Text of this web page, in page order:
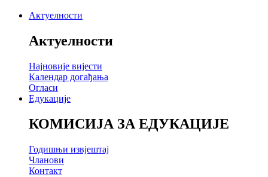
Актуелности
Актуелности
Најновије вијести
Календар догађања
Огласи
Едукације
КОМИСИЈА ЗА ЕДУКАЦИЈЕ
Годишњи извјештај
Чланови
Контакт